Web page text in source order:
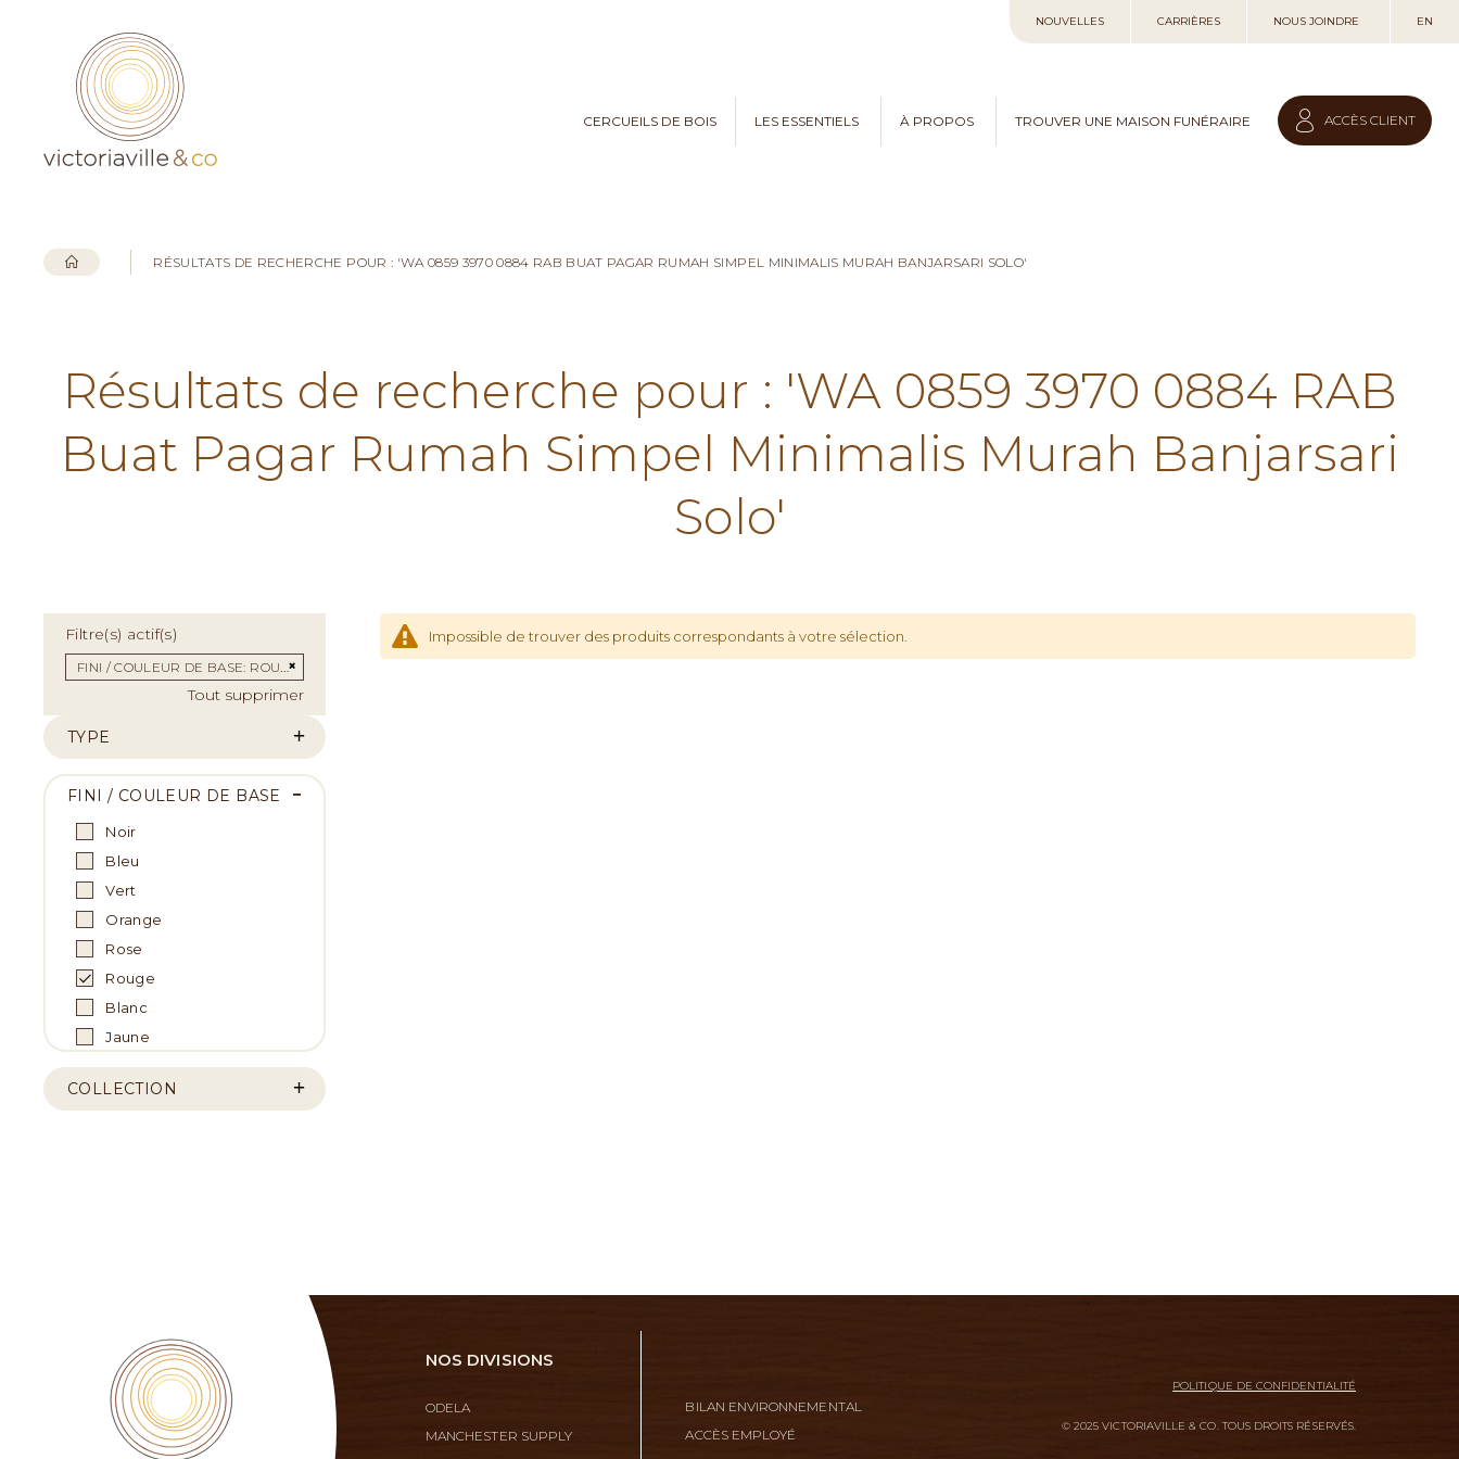
au
NOUVELLES CARRIÈRES NOUS JOINDRE EN
CERCUEILS DE BOIS LES ESSENTIELS À PROPOS TROUVER UNE MAISON FUNÉRAIRE ACCÈS CLIENT
RÉSULTATS DE RECHERCHE POUR : 'WA 0859 3970 0884 RAB BUAT PAGAR RUMAH SIMPEL MINIMALIS MURAH BANJARSARI SOLO'
Résultats de recherche pour : 'WA 0859 3970 0884 RAB
Buat Pagar Rumah Simpel Minimalis Murah Banjarsari
Solo'
Impossible de trouver des produits correspondants à votre sélection.
Filtre(s) actif(s)
FINI / COULEUR DE BASE ROUGE Supprimer cet Élément
Tout supprimer
TYPE
FINI / COULEUR DE BASE
Noir
Bleu
Vert
Orange
Rose
Rouge
Blanc
Jaune
COLLECTION
NOS DIVISIONS
ODELA
MANCHESTER SUPPLY
BILAN ENVIRONNEMENTAL
ACCÈS EMPLOYÉ
POLITIQUE DE CONFIDENTIALITÉ
© 2025 VICTORIAVILLE & CO. TOUS DROITS RÉSERVÉS.